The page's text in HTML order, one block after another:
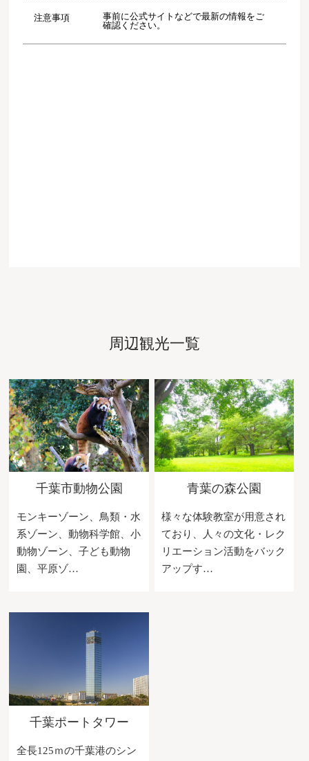
注意事項
事前に公式サイトなどで最新の情報をご
確認ください。
周辺観光一覧
千葉市動物公園
モンキーゾーン、鳥類・水
系ゾーン、動物科学館、小
動物ゾーン、子ども動物
園、平原ゾ…
青葉の森公園
様々な体験教室が用意され
ており、人々の文化・レク
リエーション活動をバック
アップす…
千葉ポートタワー
全長125ｍの千葉港のシン